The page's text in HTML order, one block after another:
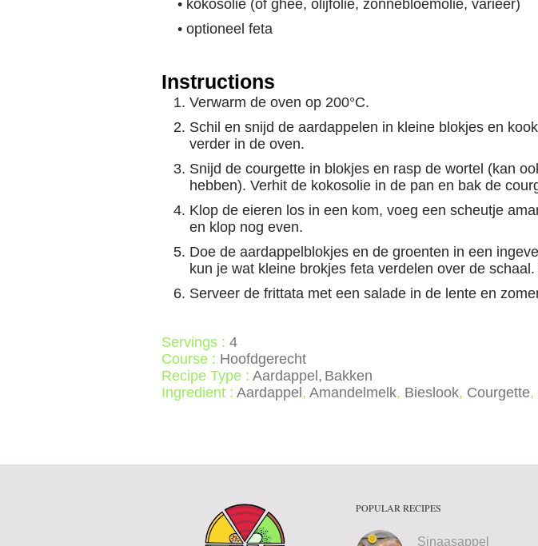
• kokosolie (of ghee, olijfolie, zonnebloemolie, varieer)
• optioneel feta
Instructions
Verwarm de oven op 200°C.
Schil en snijd de aardappelen in kleine blokjes en
verder in de oven.
Snijd de courgette in blokjes en rasp de wortel (kan
hebben). Verhit de kokosolie in de pan en bak de
Klop de eieren los in een kom, voeg een scheutje
en klop nog even.
Doe de aardappelblokjes en de groenten in een
kun je wat kleine brokjes feta verdelen over de
Serveer de frittata met een salade in de lente en
Servings : 4
Course : Hoofdgerecht
Recipe Type : Aardappel Bakken
Ingredient : Aardappel, Amandelmelk, Bieslook, Courgette,
POPULAR RECIPES
Sinaasappel